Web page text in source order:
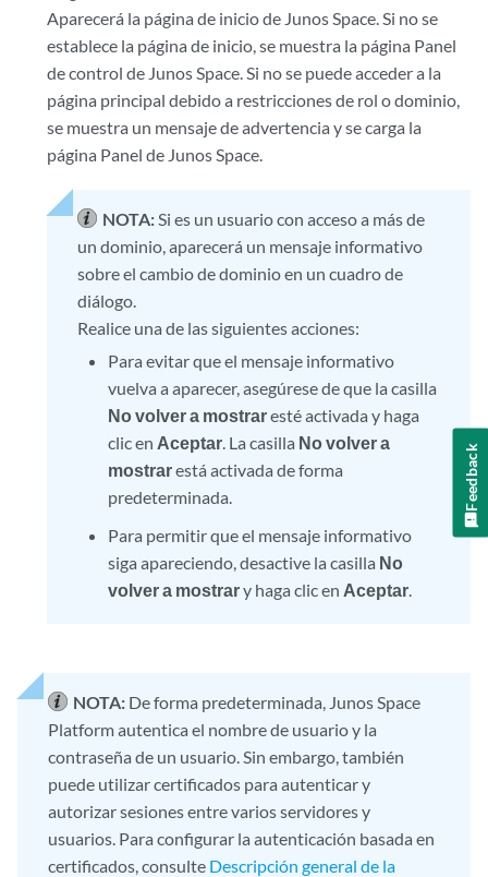
Aparecerá la página de inicio de Junos Space. Si no se
establece la página de inicio, se muestra la página Panel
de control de Junos Space. Si no se puede acceder a la
página principal debido a restricciones de rol o dominio,
se muestra un mensaje de advertencia y se carga la
página Panel de Junos Space.
NOTA:Si es un usuario con acceso a más de
un dominio, aparecerá un mensaje informativo
sobre el cambio de dominio en un cuadro de
diálogo.
Realice una de las siguientes acciones:
Para evitar que el mensaje informativo
vuelva a aparecer, asegúrese de que la casilla
No volver a mostraresté activada y haga
clic en Aceptar. La casilla No volver a
mostrarestá activada de forma
predeterminada.
Para permitir que el mensaje informativo
siga apareciendo, desactive la casilla No
volver a mostrary haga clic en Aceptar.
NOTA: De forma predeterminada, Junos Space
Platform autentica el nombre de usuario y la
contraseña de un usuario. Sin embargo, también
puede utilizar certificados para autenticar y
autorizar sesiones entre varios servidores y
usuarios. Para configurar la autenticación basada en
certificados, consulte Descripción general de la
Feedback